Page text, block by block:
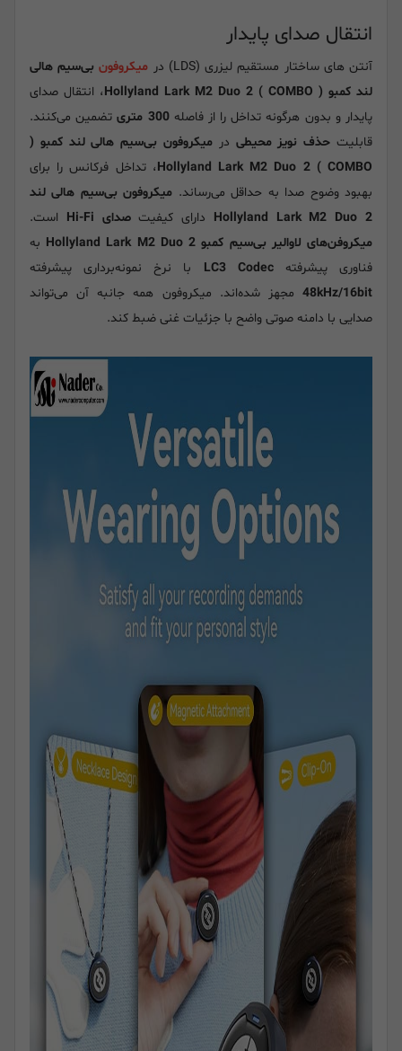
انتقال صدای پایدار
آنتن های ساختار مستقیم لیزری (LDS) در میکروفونبی‌سیم هالی
لند کمبو ( COMBO ) Hollyland Lark M2 Duo 2
، انتقال صدای
پایدار و بدون هرگونه تداخل را از فاصله300 متری
تضمین می‌کنند.
قابلیت حذف نویز محیطی در میکروفون بی‌سیم هالی لند کمبو (
COMBO ) Hollyland Lark M2 Duo 2
، تداخل فرکانس را برای
بهبود وضوح صدا به حداقل می‌رساند. میکروفون بی‌سیم هالی لند
Hollyland Lark M2 Duo 2 دارای کیفیتصدای Hi-Fi
است.
میکروفن‌های لاوالیر بی‌سیم کمبو Hollyland Lark M2 Duo 2
به
فناوری پیشرفتهLC3 Codec با نرخ نمونه‌برداری پیشرفته
48kHz/16bit مجهز شده‌اند. میکروفون همه جانبه آن می‌تواند
صدایی با دامنه صوتی واضح با جزئیات غنی ضبط کند.